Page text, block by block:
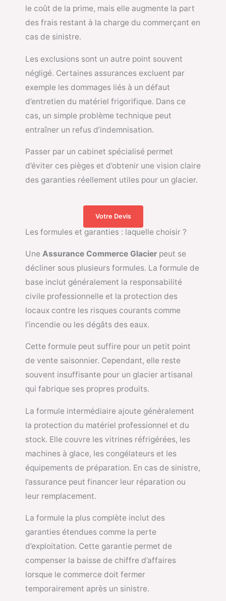
le coût de la prime, mais elle augmente la part
des frais restant à la charge du commerçant en
cas de sinistre.
Les exclusions sont un autre point souvent
négligé. Certaines assurances excluent par
exemple les dommages liés à un défaut
d’entretien du matériel frigorifique. Dans ce
cas, un simple problème technique peut
entraîner un refus d’indemnisation.
Passer par un cabinet spécialisé permet
d’éviter ces pièges et d’obtenir une vision claire
des garanties réellement utiles pour un glacier.
Votre Devis
Les formules et garanties : laquelle choisir ?
Une Assurance Commerce Glacier peut se
décliner sous plusieurs formules. La formule de
base inclut généralement la responsabilité
civile professionnelle et la protection des
locaux contre les risques courants comme
l’incendie ou les dégâts des eaux.
Cette formule peut suffire pour un petit point
de vente saisonnier. Cependant, elle reste
souvent insuffisante pour un glacier artisanal
qui fabrique ses propres produits.
La formule intermédiaire ajoute généralement
la protection du matériel professionnel et du
stock. Elle couvre les vitrines réfrigérées, les
machines à glace, les congélateurs et les
équipements de préparation. En cas de sinistre,
l’assurance peut financer leur réparation ou
leur remplacement.
La formule la plus complète inclut des
garanties étendues comme la perte
d’exploitation. Cette garantie permet de
compenser la baisse de chiffre d’affaires
lorsque le commerce doit fermer
temporairement après un sinistre.